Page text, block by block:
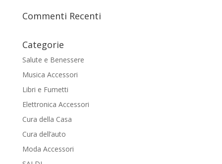
Commenti Recenti
Categorie
Salute e Benessere
Musica Accessori
Libri e Fumetti
Elettronica Accessori
Cura della Casa
Cura dell’auto
Moda Accessori